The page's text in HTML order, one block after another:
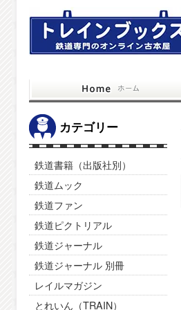
カテゴリー
鉄道書籍（出版社別）
鉄道ムック
鉄道ファン
鉄道ピクトリアル
鉄道ジャーナル
鉄道ジャーナル 別冊
レイルマガジン
とれいん（TRAIN）